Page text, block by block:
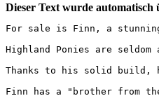
Dieser Text wurde automatisch
For sale is Finn, a
Highland Ponies are
Thanks to his solid build,
Finn has a "brother from